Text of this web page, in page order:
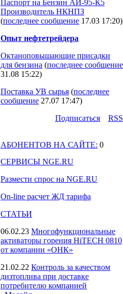
Паспорт на Бензин АИ-95-К5
Производитель НКНПЗ
(последнее сообщение 17.03 17:20)
Опыт нефтетрейдера
Октаноповышающие присадки
для бензина (последнее сообщение
31.08 15:22)
Поставка УВ сырья (последнее
сообщение 27.07 17:47)
Подпиcаться
RSS
АБОНЕНТОВ НА САЙТЕ: 0
СЕРВИСЫ NGE.RU
Размести спрос на NGE.RU
On-line расчет ЖД тарифа
СТАТЬИ
06.02.23 Многофункциональные
активаторы горения HiTECH 0810
от компании «ОНК»
21.02.22 Контроль за качеством
дизтоплива при доставке
потребителю компанией